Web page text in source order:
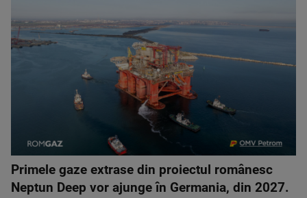
Primele gaze extrase din proiectul românesc
Neptun Deep vor ajunge în Germania, din 2027.